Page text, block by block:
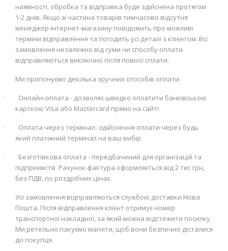
наявності, обробка та відправка буде здійснена протягом
1-2 днів. Якщо ж частина товарів тимчасово відсутня
менеджер інтернет-магазину повідомить про можливі
терміни відправлення та погодить усі деталі з клієнтом. Всі
замовлення незалежно від суми чи способу оплати
відправляються виключно після повної сплати.
Ми пропонуємо декілька зручних способів оплати:
·
Онлайн-оплата - дозволяє швидко оплатити банківською
карткою Visa або Mastercard прямо на сайті
·
Оплата через термінал -здійснення оплати через будь
який платіжний термінал на ваш вибір.
·
Безготівкова оплата - передбачений для організацій та
підприємств. Рахунок-фактура оформляється від 2 тис грн,
без ПДВ, по роздрібних цінах.
Усі замовлення відправляються службою доставки Нова
Пошта. Після відправлення клієнт отримує номер
транспортної накладної, за який можна відстежити посилку.
Ми ретельно пакуємо магніти, щоб вони безпечно дісталися
до покупця.